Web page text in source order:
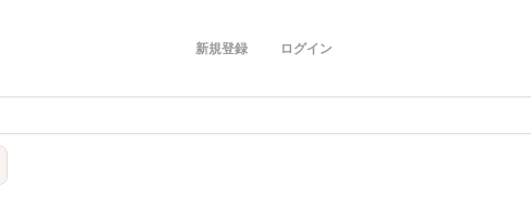
ログイン
新規登録